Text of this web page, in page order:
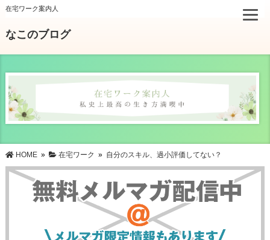
在宅ワーク案内人
なこのブログ
HOME» 在宅ワーク » 自分のスキル、過小評価してない？